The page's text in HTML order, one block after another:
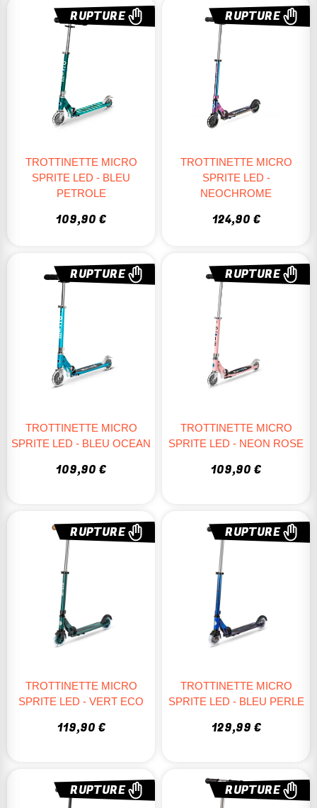
RUPTURE
TROTTINETTE MICRO
SPRITE LED - BLEU
PETROLE
109,90 €
RUPTURE
TROTTINETTE MICRO
SPRITE LED -
NEOCHROME
124,90 €
RUPTURE
TROTTINETTE MICRO
SPRITE LED - BLEU OCEAN
109,90 €
RUPTURE
TROTTINETTE MICRO
SPRITE LED - NEON ROSE
109,90 €
RUPTURE
TROTTINETTE MICRO
SPRITE LED - VERT ECO
119,90 €
RUPTURE
TROTTINETTE MICRO
SPRITE LED - BLEU PERLE
129,99 €
RUPTURE RUPTURE